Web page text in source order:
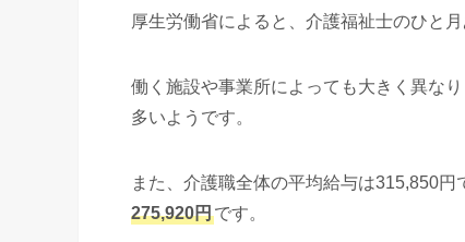
厚生労働省によると、介護福祉士のひと
働く施設や事業所によっても大きく異な
多いようです。
また、介護職全体の平均給与は315,850円
275,920円です。